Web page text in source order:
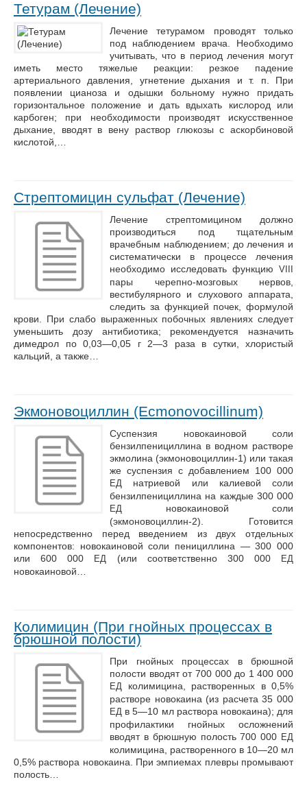
Тетурам (Лечение)
Лечение тетурамом проводят только
под наблюдением врача. Необходимо
учитывать, что в период лечения могут
иметь место тяжелые реакции: резкое падение
артериального давления, угнетение дыхания и т. п. При
появлении цианоза и одышки больному нужно придать
горизонтальное положение и дать вдыхать кислород или
карбоген; при необходимости производят искусственное
дыхание, вводят в вену раствор глюкозы с аскорбиновой
кислотой,…
Стрептомицин сульфат (Лечение)
Лечение стрептомицином должно
производиться под тщательным
врачебным наблюдением; до лечения и
систематически в процессе лечения
необходимо исследовать функцию VIII
пары черепно-мозговых нервов,
вестибулярного и слухового аппарата,
следить за функцией почек, формулой
крови. При слабо выраженных побочных явлениях следует
уменьшить дозу антибиотика; рекомендуется назначить
димедрол по 0,03—0,05 г 2—3 раза в сутки, хлористый
кальций, а также…
Экмоновоциллин (Ecmonovocillinum)
Суспензия новокаиновой соли
бензилпенициллина в водном растворе
экмолина (экмоновоциллин-1) или такая
же суспензия с добавлением 100 000
ЕД натриевой или калиевой соли
бензилпенициллина на каждые 300 000
ЕД новокаиновой соли
(экмоновоциллин-2). Готовится
непосредственно перед введением из двух отдельных
компонентов: новокаиновой соли пенициллина — 300 000
или 600 000
ЕД (или соответственно 300 000 ЕД
новокаиновой…
Колимицин (При гнойных процессах в
брюшной полости)
При гнойных процессах в брюшной
полости вводят от 700 000 до 1 400 000
ЕД колимицина, растворенных в 0,5%
растворе новокаина (из расчета 35 000
ЕД в 5—10 мл раствора новокаина); для
профилактики гнойных осложнений
вводят в брюшную полость 700 000 ЕД
колимицина, растворенного в 10—20 мл
0,5% раствора новокаина. При эмпиемах плевры промывают
полость…